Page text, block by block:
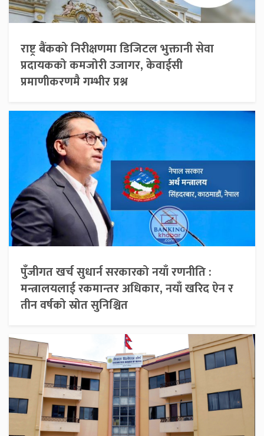
राष्ट्र बैंकको निरीक्षणमा डिजिटल भुक्तानी सेवा
प्रदायकको कमजोरी उजागर, केवाईसी
प्रमाणीकरणमै गम्भीर प्रश्न
पुँजीगत खर्च सुधार्न सरकारको नयाँ रणनीति :
मन्त्रालयलाई रकमान्तर अधिकार, नयाँ खरिद ऐन र
तीन वर्षको स्रोत सुनिश्चित